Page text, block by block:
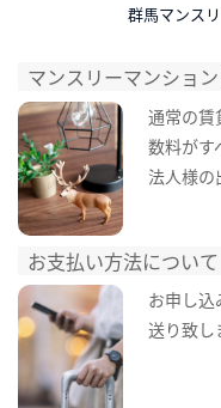
群馬マンス
マンスリーマンショ
通常の賃
数料がす
法人様の
お支払い方法について
お申し
送り致し